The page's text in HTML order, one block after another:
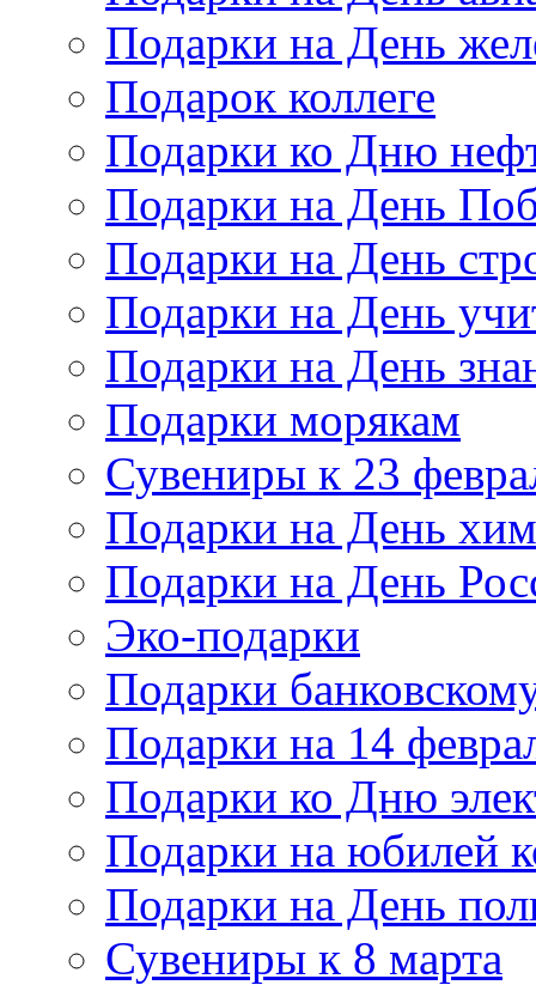
Подарки на День
Подарок коллеге
Подарки ко Дню
Подарки на День
Подарки на День
Подарки на День
Подарки на День
Подарки морякам
Сувениры к 23
Подарки на День
Подарки на День
Эко-подарки
Подарки
Подарки на 14
Подарки ко Дню
Подарки на юбилей
Подарки на День
Сувениры к 8 марта